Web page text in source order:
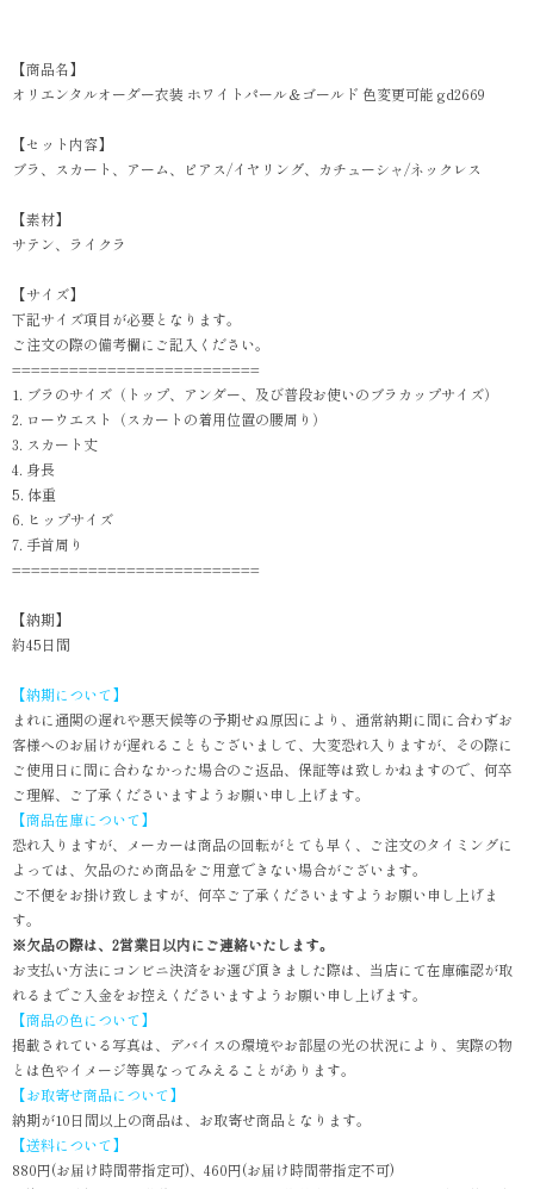
【商品名】
オリエンタルオーダー衣装 ホワイトパール＆ゴールド 色変更可能 gd2669
【セット内容】
ブラ、スカート、アーム、ピアス/イヤリング、カチューシャ/ネックレス
【素材】
サテン、ライクラ
【サイズ】
下記サイズ項目が必要となります。
ご注文の際の備考欄にご記入ください。
==========================
1. ブラのサイズ（トップ、アンダー、及び普段お使いのブラカップサイズ）
2. ローウエスト（スカートの着用位置の腰周り）
3. スカート丈
4. 身長
5. 体重
6. ヒップサイズ
7. 手首周り
==========================
【納期】
約45日間
【納期について】
まれに通関の遅れや悪天候等の予期せぬ原因により、通常納期に間に合わずお
客様へのお届けが遅れることもございまして、大変恐れ入りますが、その際に
ご使用日に間に合わなかった場合のご返品、保証等は致しかねますので、何卒
ご理解、ご了承くださいますようお願い申し上げます。
【商品在庫について】
恐れ入りますが、メーカーは商品の回転がとても早く、ご注文のタイミングに
よっては、欠品のため商品をご用意できない場合がございます。
ご不便をお掛け致しますが、何卒ご了承くださいますようお願い申し上げま
す。
※欠品の際は、2営業日以内にご連絡いたします。
お支払い方法にコンビニ決済をお選び頂きました際は、当店にて在庫確認が取
れるまでご入金をお控えくださいますようお願い申し上げます。
【商品の色について】
掲載されている写真は、デバイスの環境やお部屋の光の状況により、実際の物
とは色やイメージ等異なってみえることがあります。
【お取寄せ商品について】
納期が10日間以上の商品は、お取寄せ商品となります。
【送料について】
880円(お届け時間帯指定可)、460円(お届け時間帯指定不可)